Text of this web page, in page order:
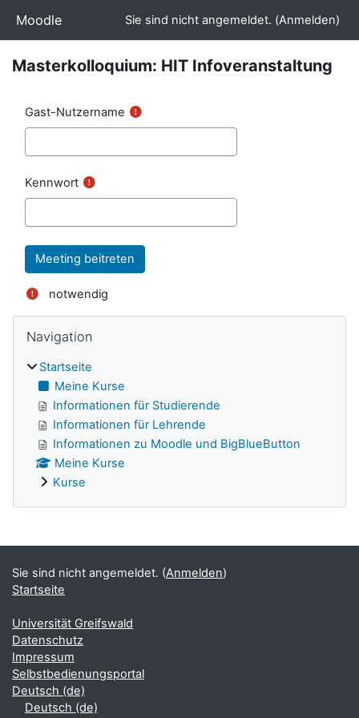
Moodle Sie sind nicht angemeldet. (Anmelden)
Masterkolloquium: HIT Infoveranstaltung
Gast-Nutzername
Kennwort
notwendig
Navigation
Startseite
Meine Kurse
Informationen für Studierende
Informationen für Lehrende
Informationen zu Moodle und BigBlueButton
Meine Kurse
Kurse
Ergänzungsblöcke
Sie sind nicht angemeldet. (Anmelden)
Startseite
Universität Greifswald
Datenschutz
Impressum
Selbstbedienungsportal
Deutsch ‎(de)‎
Deutsch ‎(de)‎